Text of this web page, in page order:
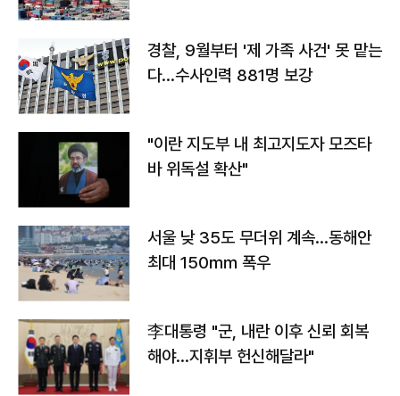
경찰, 9월부터 '제 가족 사건' 못 맡는
다…수사인력 881명 보강
"이란 지도부 내 최고지도자 모즈타
바 위독설 확산"
서울 낮 35도 무더위 계속…동해안
최대 150㎜ 폭우
李대통령 "군, 내란 이후 신뢰 회복
해야…지휘부 헌신해달라"